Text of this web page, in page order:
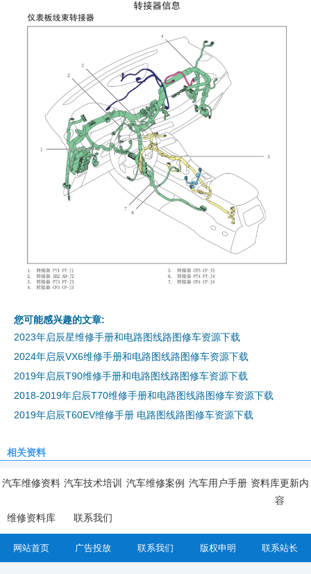
您可能感兴趣的文章:
2023年启辰星维修手册和电路图线路图修车资源下载
2024年启辰VX6维修手册和电路图线路图修车资源下载
2019年启辰T90维修手册和电路图线路图修车资源下载
2018-2019年启辰T70维修手册和电路图线路图修车资源下载
2019年启辰T60EV维修手册 电路图线路图修车资源下载
相关资料
汽车维修资料 汽车技术培训 汽车维修案例 汽车用户手册 资料库更新内
容
维修资料库
联系我们
网站首页 广告投放 联系我们 版权申明 联系站长